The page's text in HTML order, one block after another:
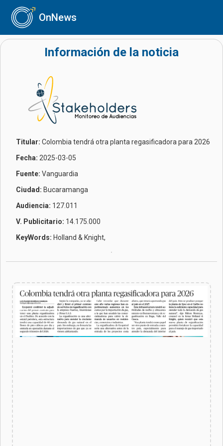
OnNews
Información de la noticia
Titular: Colombia tendrá otra planta regasificadora para 2026
Fecha: 2025-03-05
Fuente: Vanguardia
Ciudad: Bucaramanga
Audiencia: 127.011
V. Publicitario: 14.175.000
KeyWords: Holland & Knight,